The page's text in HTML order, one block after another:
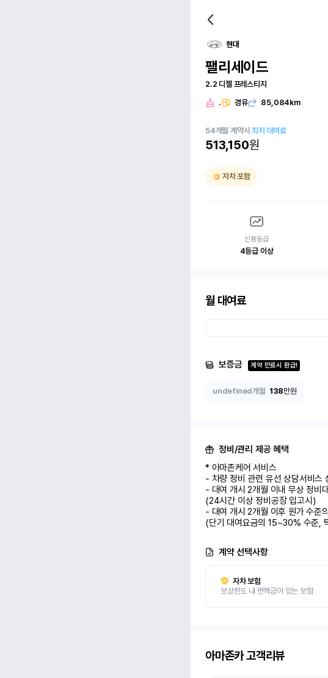
현대
팰리세이드
2.2 디젤 프레스티지
. 경유 85,084km
54개월 계약시최저 대여료
513,150원
자차 포함
신용등급
4등급 이상
월 대여료
보증금 계약 만료시 환급!
undefined개월 138만원
정비/관리 제공 혜택
* 아마존케어 서비스
- 차량 정비 관련 유선 상담서비스
- 대여 개시 2개월 이내 무상 정비
(24시간 이상 정비공장 입고시)
- 대여 개시 2개월 이후 원가 수준
(단기 대여요금의 15~30% 수준,
계약 선택사항
자차 보험
보상한도 내 면책금이 있는 보험
아마존카고객리뷰